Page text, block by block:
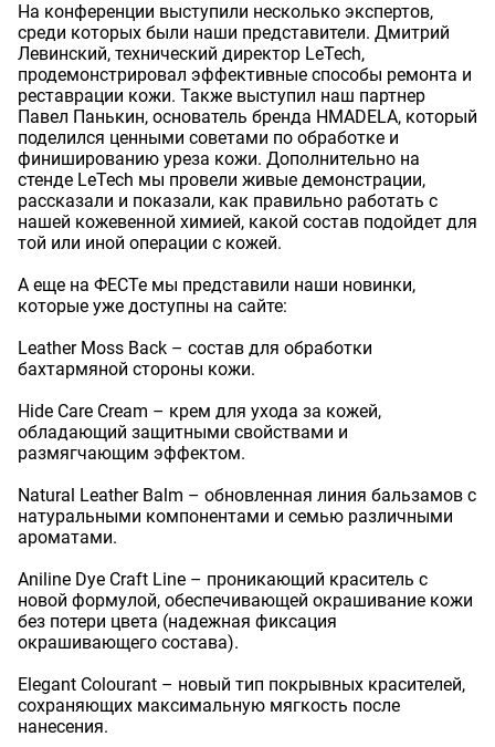
На конференции выступили несколько экспертов,
среди которых были наши представители. Дмитрий
Левинский, технический директор LeTech,
продемонстрировал эффективные способы ремонта и
реставрации кожи. Также выступил наш партнер
Павел Панькин, основатель бренда HMADELA, который
поделился ценными советами по обработке и
финишированию уреза кожи. Дополнительно на
стенде LeTech мы провели живые демонстрации,
рассказали и показали, как правильно работать с
нашей кожевенной химией, какой состав подойдет для
той или иной операции с кожей.
А еще на ФЕСТе мы представили наши новинки,
которые уже доступны на сайте:
Leather Moss Back – состав для обработки
бахтармяной стороны кожи.
Hide Care Cream – крем для ухода за кожей,
обладающий защитными свойствами и
размягчающим эффектом.
Natural Leather Balm – обновленная линия бальзамов с
натуральными компонентами и семью различными
ароматами.
Aniline Dye Craft Line – проникающий краситель с
новой формулой, обеспечивающей окрашивание кожи
без потери цвета (надежная фиксация
окрашивающего состава).
Elegant Colourant – новый тип покрывных красителей,
сохраняющих максимальную мягкость после
нанесения.